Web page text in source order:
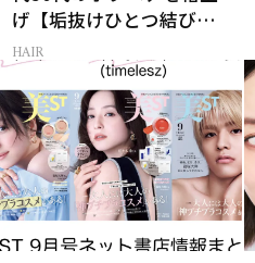
げ【垢抜けひとつ結び】
のルール
HAIR